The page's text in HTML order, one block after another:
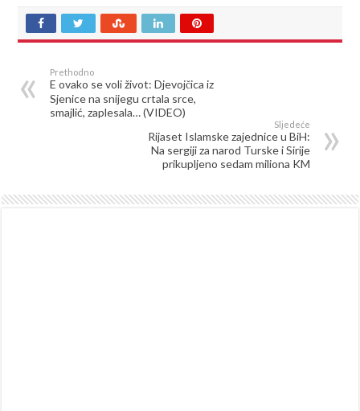
Prethodno
E ovako se voli život: Djevojčica iz
Sjenice na snijegu crtala srce,
smajlić, zaplesala… (VIDEO)
Sljedeće
Rijaset Islamske zajednice u BiH:
Na sergiji za narod Turske i Sirije
prikupljeno sedam miliona KM